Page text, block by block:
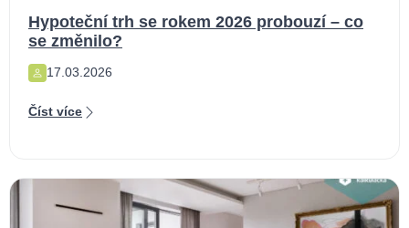
Hypoteční trh se rokem 2026 probouzí – co
se změnilo?
17.03.2026
Číst více